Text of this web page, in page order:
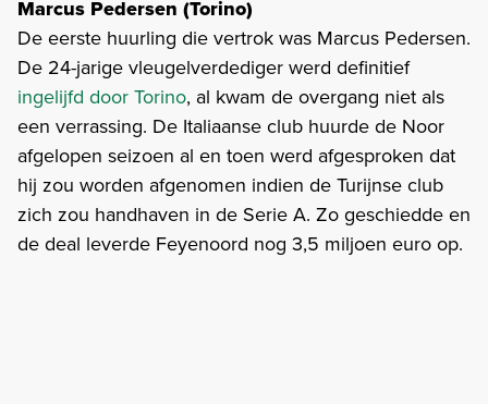
Marcus Pedersen (Torino)
De eerste huurling die vertrok was Marcus Pedersen.
De 24-jarige vleugelverdediger werd definitief
ingelijfd door Torino, al kwam de overgang niet als
een verrassing. De Italiaanse club huurde de Noor
afgelopen seizoen al en toen werd afgesproken dat
hij zou worden afgenomen indien de Turijnse club
zich zou handhaven in de Serie A. Zo geschiedde en
de deal leverde Feyenoord nog 3,5 miljoen euro op.